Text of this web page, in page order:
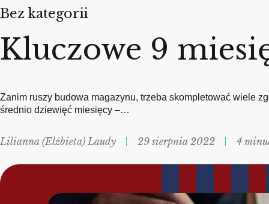
Bez kategorii
Kluczowe 9
Zanim ruszy budowa magazynu, trzeba skompletować wiele
średnio dziewięć miesięcy –…
Lilianna (Elżbieta) Laudy 29 sierpnia 2022 4